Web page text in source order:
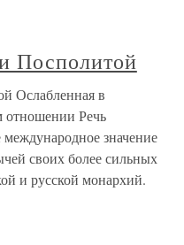
Посполитой
Ослабленная в
отношении Речь
значение
своих более сильных
и русской монархий.